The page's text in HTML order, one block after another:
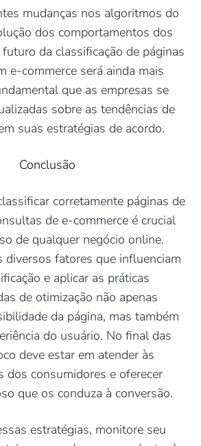
mudanças nos algoritmos do
dos comportamentos dos
da classificação de páginas
e-commerce será ainda mais
que as empresas se
sobre as tendências de
suas estratégias de acordo.
Conclusão
corretamente páginas de
de e-commerce é crucial
de qualquer negócio online.
diversos fatores que influenciam
e aplicar as práticas
de otimização não apenas
da página, mas também
do usuário. No final das
deve estar em atender às
dos consumidores e oferecer
que os conduza à conversão.
estratégias, monitore seu